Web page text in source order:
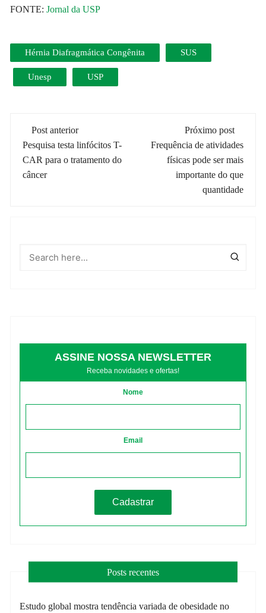
FONTE:Jornal da USP
Hérnia Diafragmática Congênita SUS
Unesp USP
Navegação
de
post
Post anterior
Pesquisa testa linfócitos T-
CAR para o tratamento do
câncer
Próximo post
Frequência de atividades
físicas pode ser mais
importante do que
quantidade
ASSINE NOSSA NEWSLETTER
Receba novidades e ofertas!
Nome
Email
Posts recentes
Estudo global mostra tendência variada de obesidade no